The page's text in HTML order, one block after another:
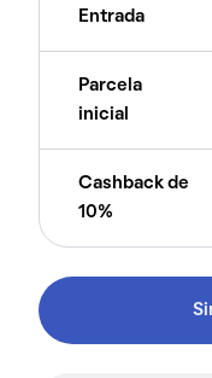
Entrada
Parcela
inicial
Cashback de
10%